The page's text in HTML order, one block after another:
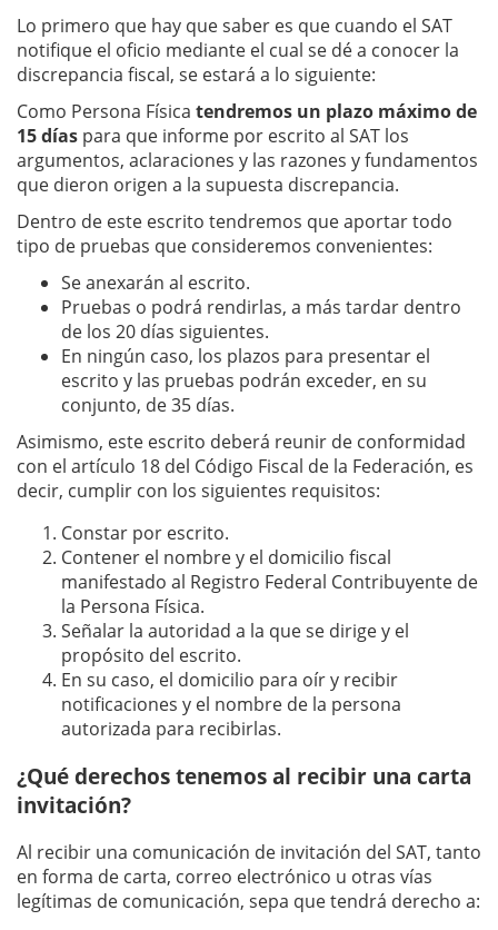
Lo primero que hay que saber es que cuando el SAT
notifique el oficio mediante el cual se dé a conocer la
discrepancia fiscal, se estará a lo siguiente:
Como Persona Física tendremos un plazo máximo de
15 días para que informe por escrito al SAT los
argumentos, aclaraciones y las razones y fundamentos
que dieron origen a la supuesta discrepancia.
Dentro de este escrito tendremos que aportar todo
tipo de pruebas que consideremos convenientes:
Se anexarán al escrito.
Pruebas o podrá rendirlas, a más tardar dentro
de los 20 días siguientes.
En ningún caso, los plazos para presentar el
escrito y las pruebas podrán exceder, en su
conjunto, de 35 días.
Asimismo, este escrito deberá reunir de conformidad
con el artículo 18 del Código Fiscal de la Federación, es
decir, cumplir con los siguientes requisitos:
Constar por escrito.
Contener el nombre y el domicilio fiscal
manifestado al Registro Federal Contribuyente de
la Persona Física.
Señalar la autoridad a la que se dirige y el
propósito del escrito.
En su caso, el domicilio para oír y recibir
notificaciones y el nombre de la persona
autorizada para recibirlas.
¿Qué derechos tenemos al recibir una carta
invitación?
Al recibir una comunicación de invitación del SAT, tanto
en forma de carta, correo electrónico u otras vías
legítimas de comunicación, sepa que tendrá derecho a: